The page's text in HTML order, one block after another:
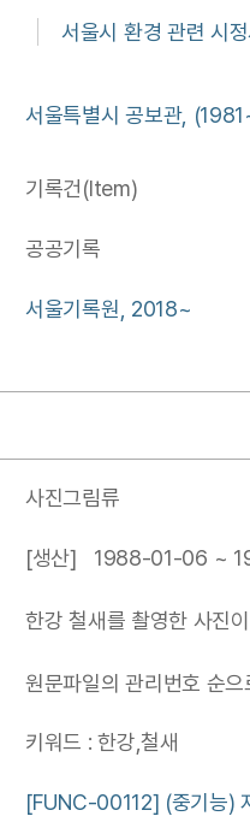
서울시 환경 관련 시
서울특별시 공보관,
기록건(Item)
공공기록
서울기록원, 2018~
사진그림류
[생산] 1988-01-06 ~
한강 철새를 촬영한 사진
원문파일의 관리번호 순
키워드 : 한강,철새
[FUNC-00112] (중기능)